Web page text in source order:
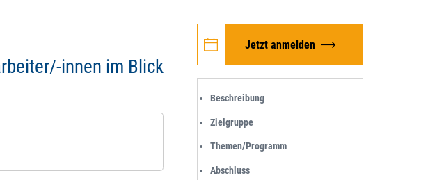
innen im Blick
Jetzt anmelden
Beschreibung
Zielgruppe
Themen/Programm
Abschluss